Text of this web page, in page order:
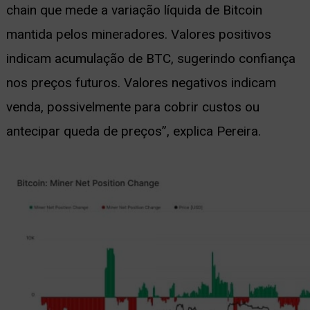
chain que mede a variação líquida de Bitcoin
mantida pelos mineradores. Valores positivos
indicam acumulação de BTC, sugerindo confiança
nos preços futuros. Valores negativos indicam
venda, possivelmente para cobrir custos ou
antecipar queda de preços”, explica Pereira.